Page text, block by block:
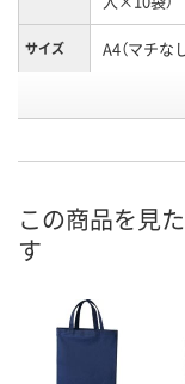
サイズ A4（マチな
号
数量
この商品を見
す